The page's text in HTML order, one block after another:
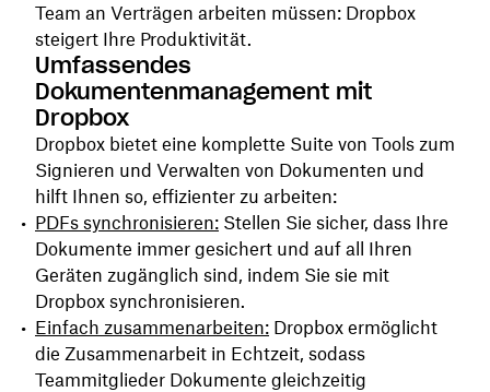
Team an Verträgen arbeiten müssen: Dropbox
steigert Ihre Produktivität.
Umfassendes
Dokumentenmanagement mit
Dropbox
Dropbox bietet eine komplette Suite von Tools zum
Signieren und Verwalten von Dokumenten und
hilft Ihnen so, effizienter zu arbeiten:
PDFs synchronisieren: Stellen Sie sicher, dass Ihre
Dokumente immer gesichert und auf all Ihren
Geräten zugänglich sind, indem Sie sie mit
Dropbox synchronisieren.
Einfach zusammenarbeiten: Dropbox ermöglicht
die Zusammenarbeit in Echtzeit, sodass
Teammitglieder Dokumente gleichzeitig